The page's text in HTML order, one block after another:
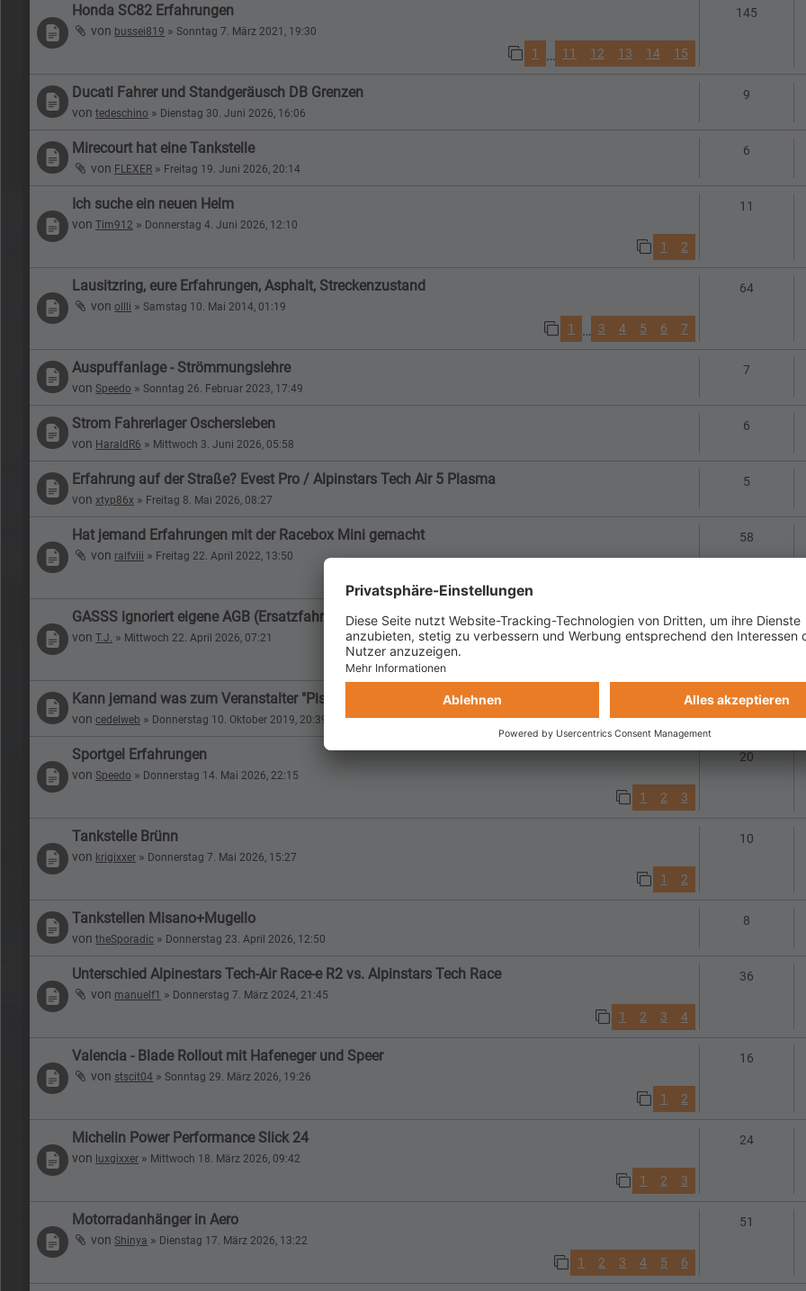
Honda SC82 Erfahrungen
von bussei819 » Sonntag 7. März 2021, 19:30
1 … 11 12 13 14 15
145
Ducati Fahrer und Standgeräusch DB Grenzen
vontedeschino » Dienstag 30. Juni 2026, 16:06
9
Mirecourt hat eine Tankstelle
von FLEXER » Freitag 19. Juni 2026, 20:14
6
Ich suche ein neuen Helm
vonTim912 » Donnerstag 4. Juni 2026, 12:10
1 2
11
Lausitzring, eure Erfahrungen, Asphalt, Streckenzustand
vonollli » Samstag 10. Mai 2014, 01:19
1 … 3 4 5 6 7
64Antworten
Auspuffanlage - Strömmungslehre
von Speedo » Sonntag 26. Februar 2023, 17:49
7
Strom Fahrerlager Oschersleben
von HaraldR6 » Mittwoch 3. Juni 2026, 05:58
6
Erfahrung auf der Straße? Evest Pro / Alpinstars Tech Air 5 Plasma
vonxtyp86x » Freitag 8. Mai 2026, 08:27
5
Hat jemand Erfahrungen mit der Racebox Mini gemacht
von ralfviii » Freitag 22. April 2022, 13:50
58
GASSS ignoriert eigene AGB (Ersatzfahrer) - nächste Schritte
vonT.J. » Mittwoch 22. April 2026, 07:21
81 Antworten
Kann jemand was zum Veranstalter "Piste Libre" sagen?
voncedelweb » Donnerstag 10. Oktober 2019, 20:39
9Antworten
Sportgel Erfahrungen
von Speedo » Donnerstag 14. Mai 2026, 22:15
1 2 3
20
Tankstelle Brünn
von krigixxer » Donnerstag 7. Mai 2026, 15:27
1 2
10
Tankstellen Misano+Mugello
vontheSporadic » Donnerstag 23. April 2026, 12:50
8
Unterschied Alpinestars Tech-Air Race-e R2 vs. Alpinstars Tech Race
von manuelf1 » Donnerstag 7. März 2024, 21:45
1 2 3 4
36
Valencia - Blade Rollout mit Hafeneger und Speer
von stscit04 » Sonntag 29. März 2026, 19:26
1 2
16
Michelin Power Performance Slick 24
von luxgixxer » Mittwoch 18. März 2026, 09:42
1 2 3
24Antworten
Motorradanhänger in Aero
von Shinya » Dienstag 17. März 2026, 13:22
1 2 3 4 5 6
51